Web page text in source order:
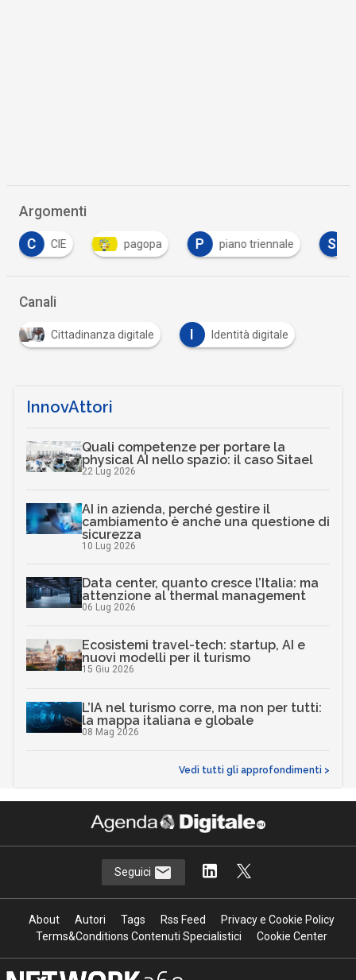
Argomenti
pagopa P piano triennale S spid
Canali
Cittadinanza digitale I Identità digitale
InnovAttori
Quali competenze per portare la
physical AI nello spazio: il caso Sitael
22 Lug 2026
AI in azienda, perché gestire il
cambiamento è anche una questione di
sicurezza
10 Lug 2026
Data center, quanto cresce l’Italia: ma
attenzione al thermal management
06 Lug 2026
Ecosistemi travel-tech: startup, AI e
nuovi modelli per il turismo
15 Giu 2026
L’IA nel turismo corre, ma non per tutti:
la mappa italiana e globale
08 Mag 2026
Vedi tutti gli approfondimenti >
Seguici
About Autori Tags Rss Feed
Privacy e Cookie Policy
Terms&Conditions Contenuti Specialistici
Cookie Center